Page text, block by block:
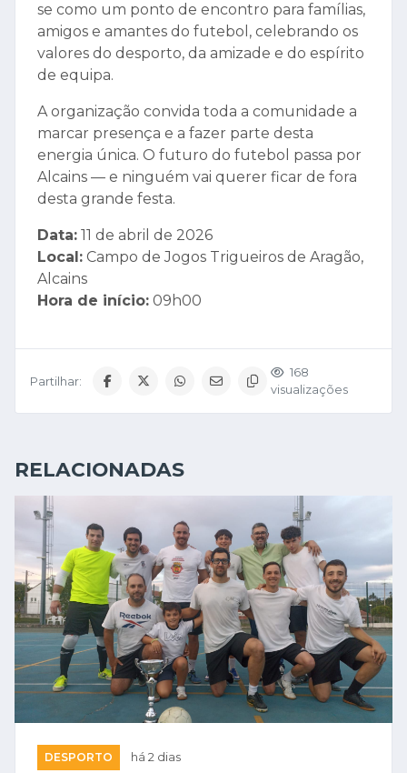
se como um ponto de encontro para famílias,
amigos e amantes do futebol, celebrando os
valores do desporto, da amizade e do espírito
de equipa.
A organização convida toda a comunidade a
marcar presença e a fazer parte desta
energia única. O futuro do futebol passa por
Alcains — e ninguém vai querer ficar de fora
desta grande festa.
Data: 11 de abril de 2026
Local: Campo de Jogos Trigueiros de Aragão,
Alcains
Hora de início: 09h00
Partilhar:
168
visualizações
RELACIONADAS
DESPORTO há 2 dias